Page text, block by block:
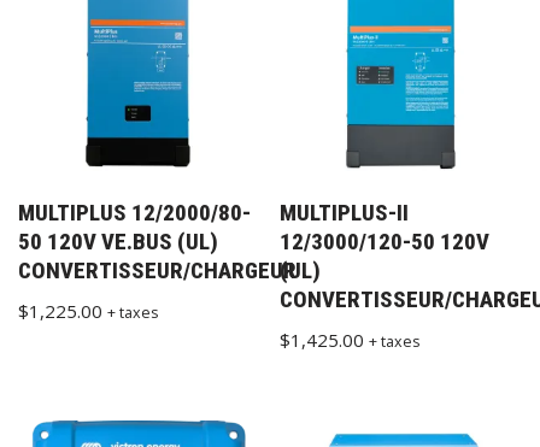
MULTIPLUS 12/2000/80-
50 120V VE.BUS (UL)
CONVERTISSEUR/CHARGEUR
$1,225.00 + taxes
MULTIPLUS-II
12/3000/120-50 120V
(UL)
CONVERTISSEUR/
$1,425.00 + taxes